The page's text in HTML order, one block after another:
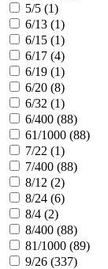
5/5 (1)
6/13 (1)
6/15 (1)
6/17 (4)
6/19 (1)
6/20 (8)
6/32 (1)
6/400 (88)
61/1000 (88)
7/22 (1)
7/400 (88)
8/12 (2)
8/24 (6)
8/4 (2)
8/400 (88)
81/1000 (89)
9/26 (337)